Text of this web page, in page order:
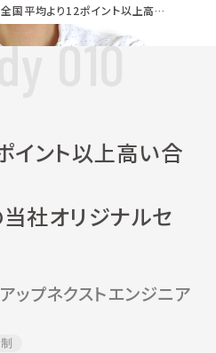
010
イント以上高い合
社オリジナルセ
ップネクストエンジニア
全国平均より12ポイント以上高い合格率をマーク！QC検定受験用の当社オリジナルセミナー